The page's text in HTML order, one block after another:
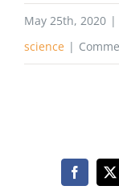
May 25th, 2020 |
science |
Facebook
X